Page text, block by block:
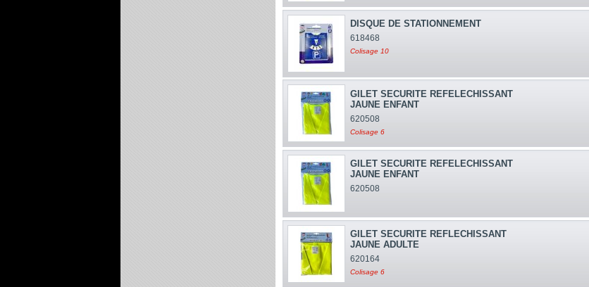
DISQUE DE STATIONNEMENT
618468
Colisage 10
GILET SECURITE REFELECHISSANT
JAUNE ENFANT
620508
Colisage 6
GILET SECURITE REFELECHISSANT
JAUNE ENFANT
620508
GILET SECURITE REFLECHISSANT
JAUNE ADULTE
620164
Colisage 6